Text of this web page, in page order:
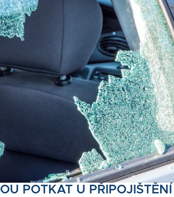
POTKAT U PŘIPOJIŠTĚNÍ